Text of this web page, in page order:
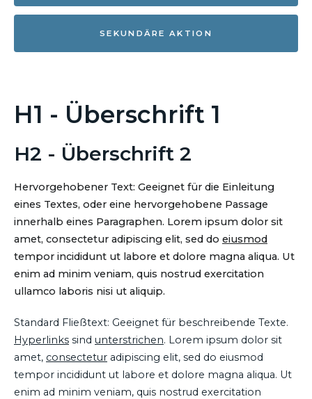
SEKUNDÄRE AKTION
H1 - Überschrift 1
H2 - Überschrift 2
Hervorgehobener Text: Geeignet für die Einleitung
eines Textes, oder eine hervorgehobene Passage
innerhalb eines Paragraphen. Lorem ipsum dolor sit
amet, consectetur adipiscing elit, sed do eiusmod
tempor incididunt ut labore et dolore magna aliqua. Ut
enim ad minim veniam, quis nostrud exercitation
ullamco laboris nisi ut aliquip.
Standard Fließtext: Geeignet für beschreibende Texte.
Hyperlinks sind unterstrichen. Lorem ipsum dolor sit
amet, consectetur adipiscing elit, sed do eiusmod
tempor incididunt ut labore et dolore magna aliqua. Ut
enim ad minim veniam, quis nostrud exercitation